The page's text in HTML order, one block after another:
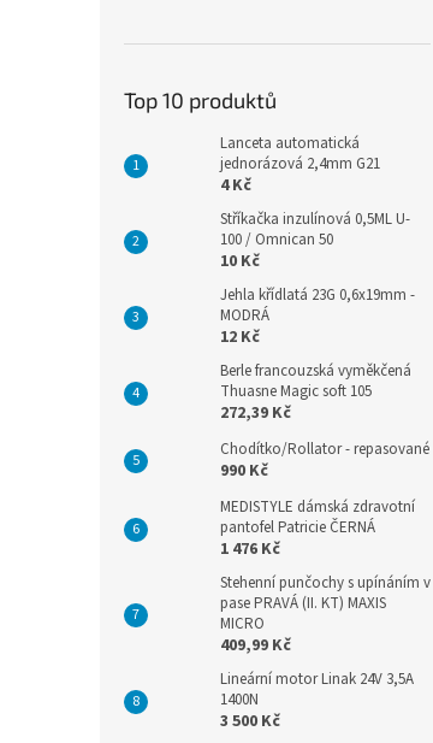
Top 10 produktů
Lanceta automatická
jednorázová 2,4mm G21
4 Kč
Stříkačka inzulínová 0,5ML U-
100 / Omnican 50
10 Kč
Jehla křídlatá 23G 0,6x19mm -
MODRÁ
12 Kč
Berle francouzská vyměkčená
Thuasne Magic soft 105
272,39 Kč
Chodítko/Rollator - repasované
990 Kč
MEDISTYLE dámská zdravotní
pantofel Patricie ČERNÁ
1 476 Kč
Stehenní punčochy s upínáním v
pase PRAVÁ (II. KT) MAXIS
MICRO
409,99 Kč
Lineární motor Linak 24V 3,5A
1400N
3 500 Kč